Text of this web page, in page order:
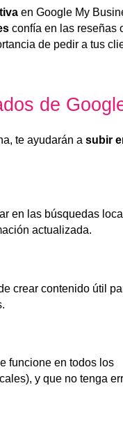
en Google My
confía en las reseñas
de pedir a tus
de
te ayudarán a subir
en las búsquedas
actualizada.
crear contenido útil
funcione en todos los
y que no tenga